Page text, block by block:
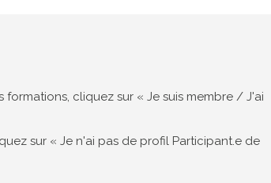
cliquez sur « Je suis membre / J'ai
sur « Je n'ai pas de profil Participant.e de